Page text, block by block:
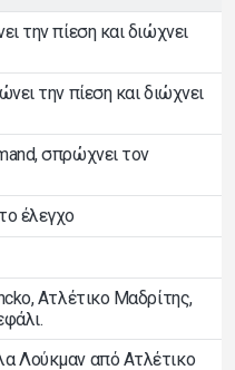
την πίεση και διώχνει
την πίεση και διώχνει
σπρώχνει τον
έλεγχο
Ατλέτικο Μαδρίτης,
Λούκμαν από Ατλέτικο